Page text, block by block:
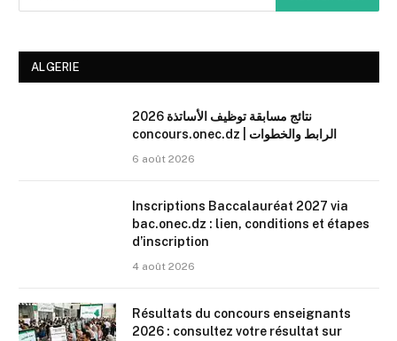
ALGERIE
نتائج مسابقة توظيف الأساتذة 2026
concours.onec.dz | الرابط والخطوات
6 août 2026
Inscriptions Baccalauréat 2027 via
bac.onec.dz : lien, conditions et étapes
d’inscription
4 août 2026
Résultats du concours enseignants
2026 : consultez votre résultat sur